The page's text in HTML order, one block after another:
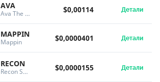
AVA
Ava The Golden Tiger $0,00114 Детали
MAPPIN
Mappin $0,0000401 Детали
RECON
Recon Solana $0,0000155 Детали